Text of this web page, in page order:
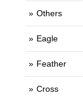
Others
Eagle
Feather
Cross